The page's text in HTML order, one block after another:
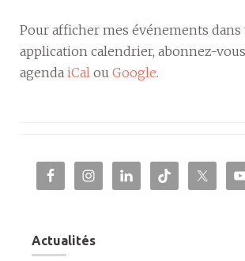
Pour afficher mes événements dans
application calendrier, abonnez-
agenda iCal ou Google.
Actualités